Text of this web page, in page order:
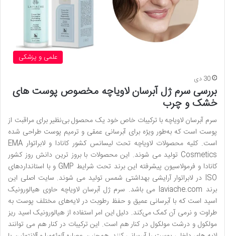
علمی و پزشکی
30 دی
بررسی سرم ژل آبرسان لاویاچه مخصوص پوست های
خشک و چرب
سرم آبرسان لاویاچه با ترکیبات خاص خود یک محصول بی‌نظیر برای مراقبت از
پوست است که به‌طور ویژه برای آبرسانی عمقی و ترمیم پوست طراحی شده
است. کلیه محصولات لاویاچه تحت لیسانس کشور کانادا و لابراتوار EMA
Cosmetics تولید می شوند. این محصولات با بروز ترین دانش روز کشور
کانادا و فرمولاسیون پیشرفته این برند تحت شرایط GMP و با استانداردهای
ISO در لابراتوار آرایشی بهداشتی شمس تولید می شوند. سایت اصلی این
برند laviache.com می باشد. سرم ژل آبرسان لاویاچه حاوی هیالورونیک
اسید است که با آبرسانی عمیق و حفظ رطوبت در لایه‌های مختلف پوست به
طراوت و نرمی آن کمک می‌کند. دلیل این امر استفاده از هیالورونیک اسید ریز
مولکول و درشت مولکول در کنار هم است. این ترکیبات در کنار هم می توانند